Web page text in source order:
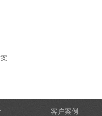
客户案例